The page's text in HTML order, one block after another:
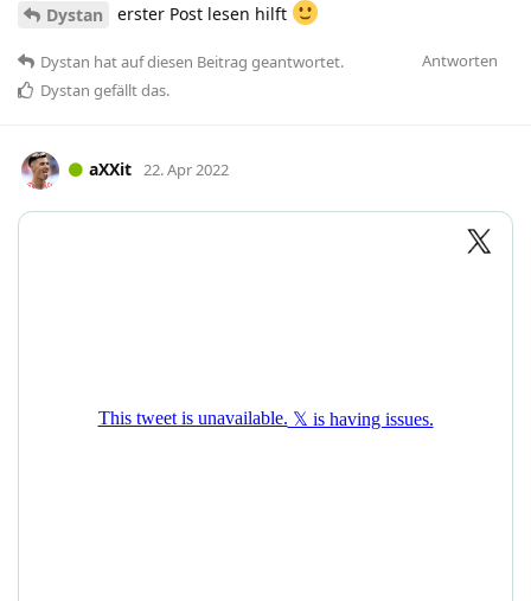
Dystan erster Post lesen hilft
Antworten
Dystan hatauf diesen Beitrag geantwortet.
Dystan gefällt das.
aXXit 22. Apr 2022